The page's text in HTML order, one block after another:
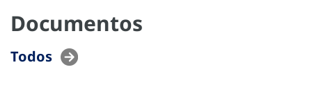
Documentos
Todos